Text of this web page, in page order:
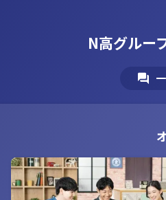
N高グルー